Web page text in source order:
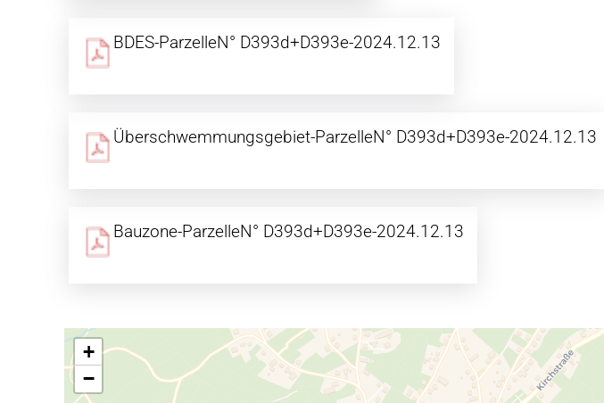
BDES-ParzelleN° D393d+D393e-2024.12.13
Überschwemmungsgebiet-ParzelleN° D393d+D393e-2024.12.13
Bauzone-ParzelleN° D393d+D393e-2024.12.13
+
−